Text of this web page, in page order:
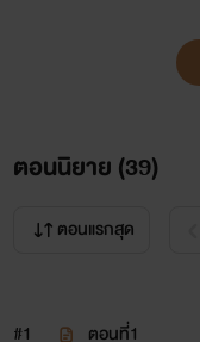
ที่แปลว่าสายลม เป็
ตอนนิยาย (39)
ตอนแรกสุด
#1 ตอนที่1